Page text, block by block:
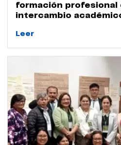
formación profesional
intercambio
Leer